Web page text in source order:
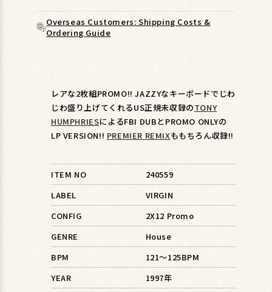
Overseas Customers: Shipping Costs &
Ordering Guide
レアな2枚組PROMO!! JAZZYなキーボードでじわ
じわ盛り上げてくれるUS正規未収録のTONY
HUMPHRIESによるFBI DUBとPROMO ONLYの
LP VERSION!! PREMIER REMIXももちろん収録!!
ITEM NO
240559
LABEL
VIRGIN
CONFIG
2X12 Promo
GENRE
House
BPM
121〜125BPM
YEAR
1997年